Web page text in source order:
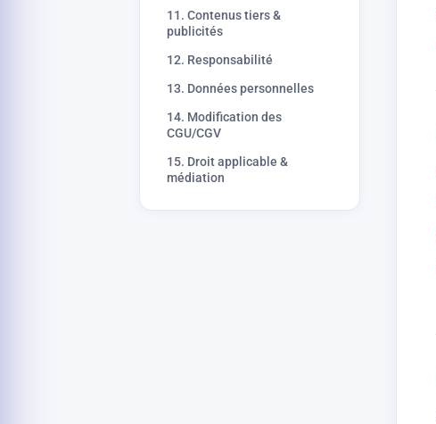
11. Contenus tiers &
publicités
12. Responsabilité
13. Données personnelles
14. Modification des
CGU/CGV
15. Droit applicable &
médiation